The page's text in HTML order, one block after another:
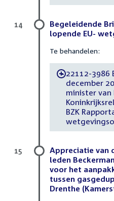
Begeleidende
lopende EU-
Te behandelen:
-22112-3986
december
minister van
BZK
14
Appreciatie van
leden
voor het
tussen
Drenthe
15